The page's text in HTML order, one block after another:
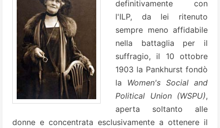
definitivamente con
l'ILP, da lei ritenuto
sempre meno affidabile
nella battaglia per il
suffragio, il 10 ottobre
1903 la Pankhurst fondò
la Women's Social and
Political Union (WSPU),
aperta soltanto alle
donne e concentrata esclusivamente a ottenere il